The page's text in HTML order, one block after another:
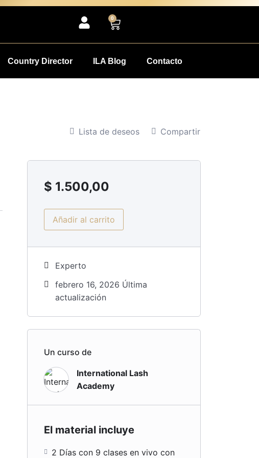
0
Country Director ILA Blog Contacto
Lista de deseos Compartir
$ 1.500,00
Añadir al carrito
Experto
febrero 16, 2026 Última
actualización
Un curso de
International Lash
Academy
El material incluye
2 Días con 9 clases en vivo con